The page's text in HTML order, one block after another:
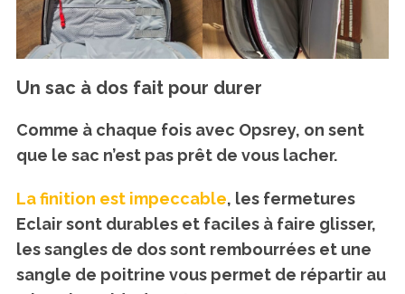
Un sac à dos fait pour durer
Comme à chaque fois avec Opsrey, on sent
que le sac n’est pas prêt de vous lacher.
La finition est impeccable, les fermetures
Eclair sont durables et faciles à faire glisser,
les sangles de dos sont rembourrées et une
sangle de poitrine vous permet de répartir au